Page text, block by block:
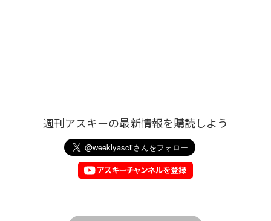
週刊アスキーの最新情報を購読しよう